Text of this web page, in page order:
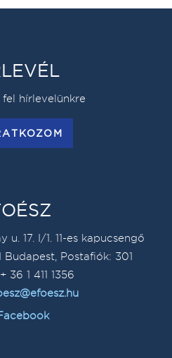
hírlevelünkre
17. I/1. 11-es kapucsengő
Budapest, Postafiók: 301
36 1 411 1356